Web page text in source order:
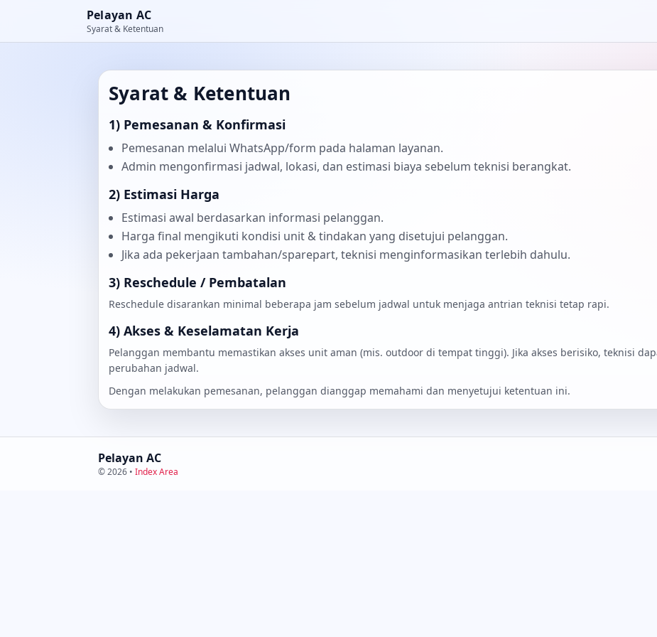
Pelayan AC
Syarat & Ketentuan
Syarat & Ketentuan
1) Pemesanan & Konfirmasi
Pemesanan melalui WhatsApp/form pada halaman layanan.
Admin mengonfirmasi jadwal, lokasi, dan estimasi biaya sebelum teknisi berangkat.
2) Estimasi Harga
Estimasi awal berdasarkan informasi pelanggan.
Harga final mengikuti kondisi unit & tindakan yang disetujui pelanggan.
Jika ada pekerjaan tambahan/sparepart, teknisi menginformasikan terlebih dahulu.
3) Reschedule / Pembatalan
Reschedule disarankan minimal beberapa jam sebelum jadwal untuk menjaga antrian teknisi tetap rapi.
4) Akses & Keselamatan Kerja
Pelanggan membantu memastikan akses unit aman (mis. outdoor di tempat tinggi). Jika akses berisiko, teknisi
perubahan jadwal.
Dengan melakukan pemesanan, pelanggan dianggap memahami dan menyetujui ketentuan ini.
Pelayan AC
© 2026 • Index Area